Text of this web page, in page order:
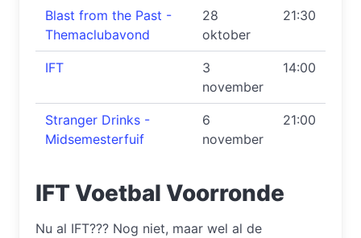
Blast from the Past -
Themaclubavond
28
oktober
21:30
IFT
3
november
14:00
Stranger Drinks -
Midsemesterfuif
6
november
21:00
IFT Voetbal Voorronde
Nu al IFT??? Nog niet, maar wel al de